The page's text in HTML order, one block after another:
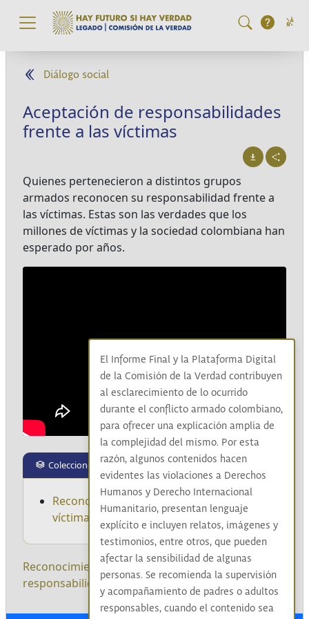
Pasar al contenido principal
Diálogo social
Aceptación de responsabilidades
frente a las víctimas
Quienes pertenecieron a distintos grupos
armados reconocen su responsabilidad frente a
las víctimas. Estas son las verdades que los
millones de víctimas y la sociedad colombiana han
esperado por años.
Colecciones
Reconocimiento a la dignificación de las
víctimas y de responsabilidades
Reconocimiento|Responsables| Aceptación de
responsabilidad|Víctimas|
El Informe Final y la Plataforma Digital
de la Comisión de la Verdad contribuyen
al esclarecimiento de lo ocurrido
durante el conflicto armado colombiano,
para ofrecer una explicación amplia de
la complejidad del mismo. Por esta
razón, algunos contenidos hacen
evidentes las violaciones a Derechos
Humanos y Derecho Internacional
Humanitario, presentan lenguaje
explícito e incluyen relatos, imágenes y
testimonios, entre otros, que pueden
afectar la sensibilidad de algunas
personas. Se recomienda la supervisión
y acompañamiento de padres o adultos
responsables, cuando el contenido sea